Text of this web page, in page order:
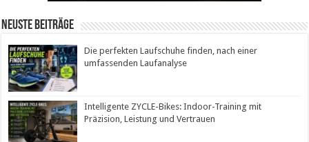
Neuste Beiträge
Die perfekten Laufschuhe finden, nach einer
umfassenden Laufanalyse
Intelligente ZYCLE-Bikes: Indoor-Training mit
Präzision, Leistung und Vertrauen